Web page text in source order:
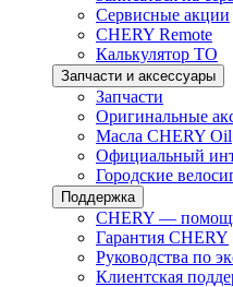
Сервисные акции
CHERY Remote
Калькулятор ТО
Запчасти и аксессуары
Запчасти
Оригинальные
Масла CHERY Oil
Официальный
Городские
Поддержка
CHERY —
Гарантия CHERY
Руководства по
Клиентская